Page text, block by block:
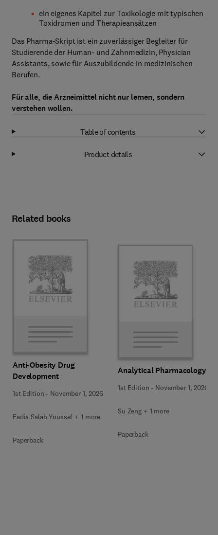
ein eigenes Kapitel zur Toxikologie mit typischen
Toxidromen und Therapieansätzen
Das Pharma-Skript ist ein zuverlässiger Begleiter für
Studierende der Human- und Zahnmedizin, Physician
Assistants, sowie für Auszubildende in medizinischen
Berufen.
Für alle, die Arzneimittel nicht nur lernen, sondern
verstehen wollen.
Table of contents
Product details
Related books
Anti-Obesity Drug
Development
1st Edition - November 1, 2026
Fadia Salah Youssef + 1 more
Paperback
Analytical Pharmacology
1st Edition - November 1, 2026
Su Zeng + 1 more
Paperback